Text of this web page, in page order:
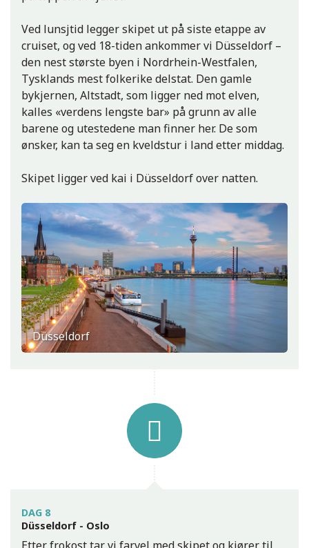
Ved lunsjtid legger skipet ut på siste etappe av
cruiset, og ved 18-tiden ankommer vi Düsseldorf –
den nest største byen i Nordrhein-Westfalen,
Tysklands mest folkerike delstat. Den gamle
bykjernen, Altstadt, som ligger ned mot elven,
kalles «verdens lengste bar» på grunn av alle
barene og utestedene man finner her. De som
ønsker, kan ta seg en kveldstur i land etter middag.
Skipet ligger ved kai i Düsseldorf over natten.
Düsseldorf
DAG 8
Düsseldorf - Oslo